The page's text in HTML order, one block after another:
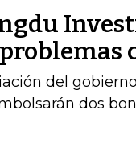
del
dos